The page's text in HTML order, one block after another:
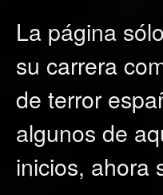
La página
su carrera
de terror
algunos de
inicios, ahora